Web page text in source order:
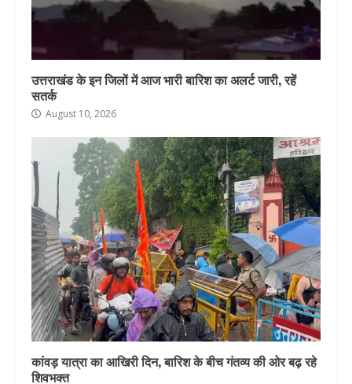
उत्तराखंड के इन जिलों में आज भारी बारिश का अलर्ट जारी, रहें
सतर्क
August 10, 2026
कांवड़ यात्रा का आखिरी दिन, बारिश के बीच गंतव्य की ओर बढ़ रहे
शिवभक्त